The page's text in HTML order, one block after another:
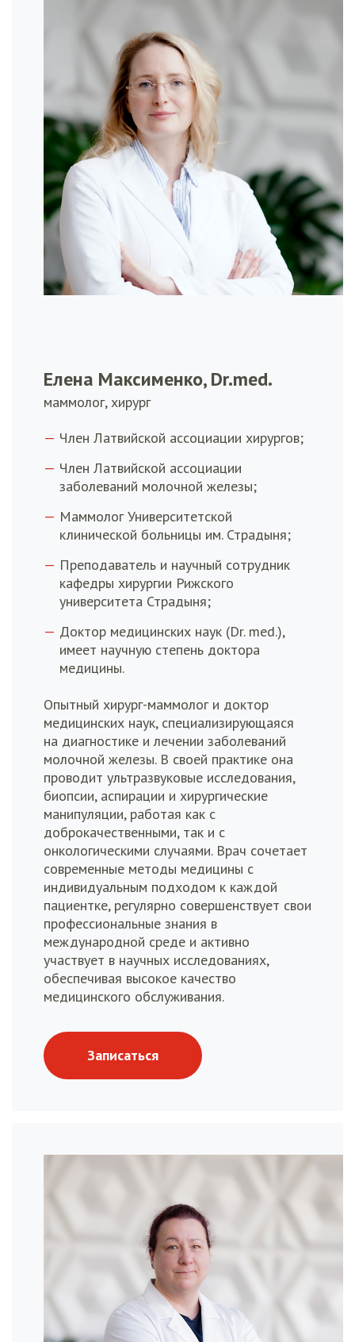
Елена Максименко, Dr.med.
маммолог, хирург
Член Латвийской ассоциации хирургов;
Член Латвийской ассоциации
заболеваний молочной железы;
Маммолог Университетской
клинической больницы им. Страдыня;
Преподаватель и научный сотрудник
кафедры хирургии Рижского
университета Страдыня;
Доктор медицинских наук (Dr. med.),
имеет научную степень доктора
медицины.
Опытный хирург-маммолог и доктор
медицинских наук, специализирующаяся
на диагностике и лечении заболеваний
молочной железы. В своей практике она
проводит ультразвуковые исследования,
биопсии, аспирации и хирургические
манипуляции, работая как с
доброкачественными, так и с
онкологическими случаями. Врач сочетает
современные методы медицины с
индивидуальным подходом к каждой
пациентке, регулярно совершенствует свои
профессиональные знания в
международной среде и активно
участвует в научных исследованиях,
обеспечивая высокое качество
медицинского обслуживания.
Записаться